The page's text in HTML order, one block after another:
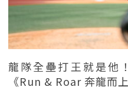
龍隊全壘打王就是他
《Run & Roar 奔龍而上